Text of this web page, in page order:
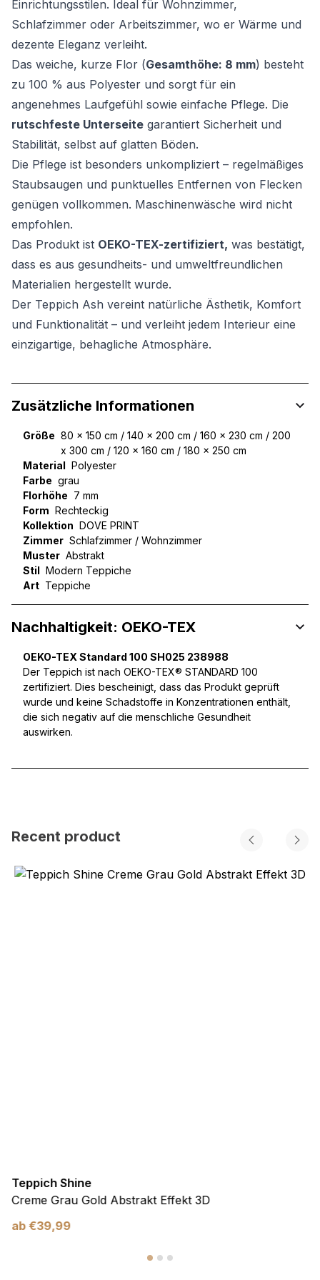
Einrichtungsstilen. Ideal für Wohnzimmer,
Schlafzimmer oder Arbeitszimmer, wo er Wärme und
dezente Eleganz verleiht.
Das weiche, kurze Flor (Gesamthöhe: 8 mm) besteht
zu 100 % aus Polyester und sorgt für ein
angenehmes Laufgefühl sowie einfache Pflege. Die
rutschfeste Unterseite garantiert Sicherheit und
Stabilität, selbst auf glatten Böden.
Die Pflege ist besonders unkompliziert – regelmäßiges
Staubsaugen und punktuelles Entfernen von Flecken
genügen vollkommen. Maschinenwäsche wird nicht
empfohlen.
Das Produkt ist OEKO-TEX-zertifiziert, was bestätigt,
dass es aus gesundheits- und umweltfreundlichen
Materialien hergestellt wurde.
Der Teppich Ash vereint natürliche Ästhetik, Komfort
und Funktionalität – und verleiht jedem Interieur eine
einzigartige, behagliche Atmosphäre.
Zusätzliche Informationen
Größe 80 x 150 cm / 140 x 200 cm / 160 x 230 cm / 200
x 300 cm / 120 x 160 cm / 180 x 250 cm
Material Polyester
Farbe grau
Florhöhe 7 mm
Form Rechteckig
Kollektion DOVE PRINT
Zimmer Schlafzimmer / Wohnzimmer
Muster Abstrakt
Stil Modern Teppiche
Art Teppiche
Nachhaltigkeit: OEKO-TEX
OEKO-TEX Standard 100 SH025 238988
Der Teppich ist nach OEKO-TEX® STANDARD 100
zertifiziert. Dies bescheinigt, dass das Produkt geprüft
wurde und keine Schadstoffe in Konzentrationen enthält,
die sich negativ auf die menschliche Gesundheit
auswirken.
Recent product
Teppich Shine
Creme Grau Gold Abstrakt Effekt 3D
ab €39,99